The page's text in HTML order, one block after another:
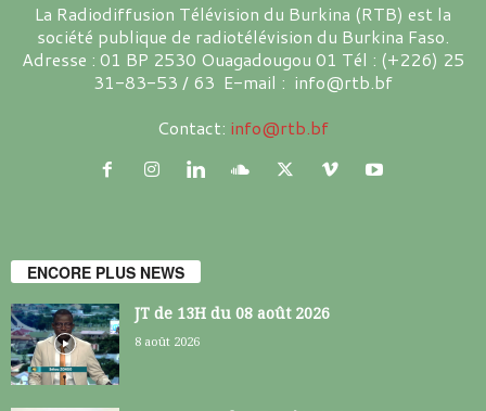
La Radiodiffusion Télévision du Burkina (RTB) est la
société publique de radiotélévision du Burkina Faso.
Adresse : 01 BP 2530 Ouagadougou 01 Tél : (+226) 25
31-83-53 / 63 E-mail : info@rtb.bf
Contact: info@rtb.bf
ENCORE PLUS NEWS
JT de 13H du 08 août 2026
8 août 2026